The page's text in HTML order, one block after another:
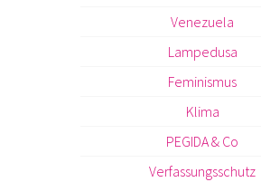
Venezuela
Lampedusa
Feminismus
Klima
PEGIDA & Co
Verfassungsschutz